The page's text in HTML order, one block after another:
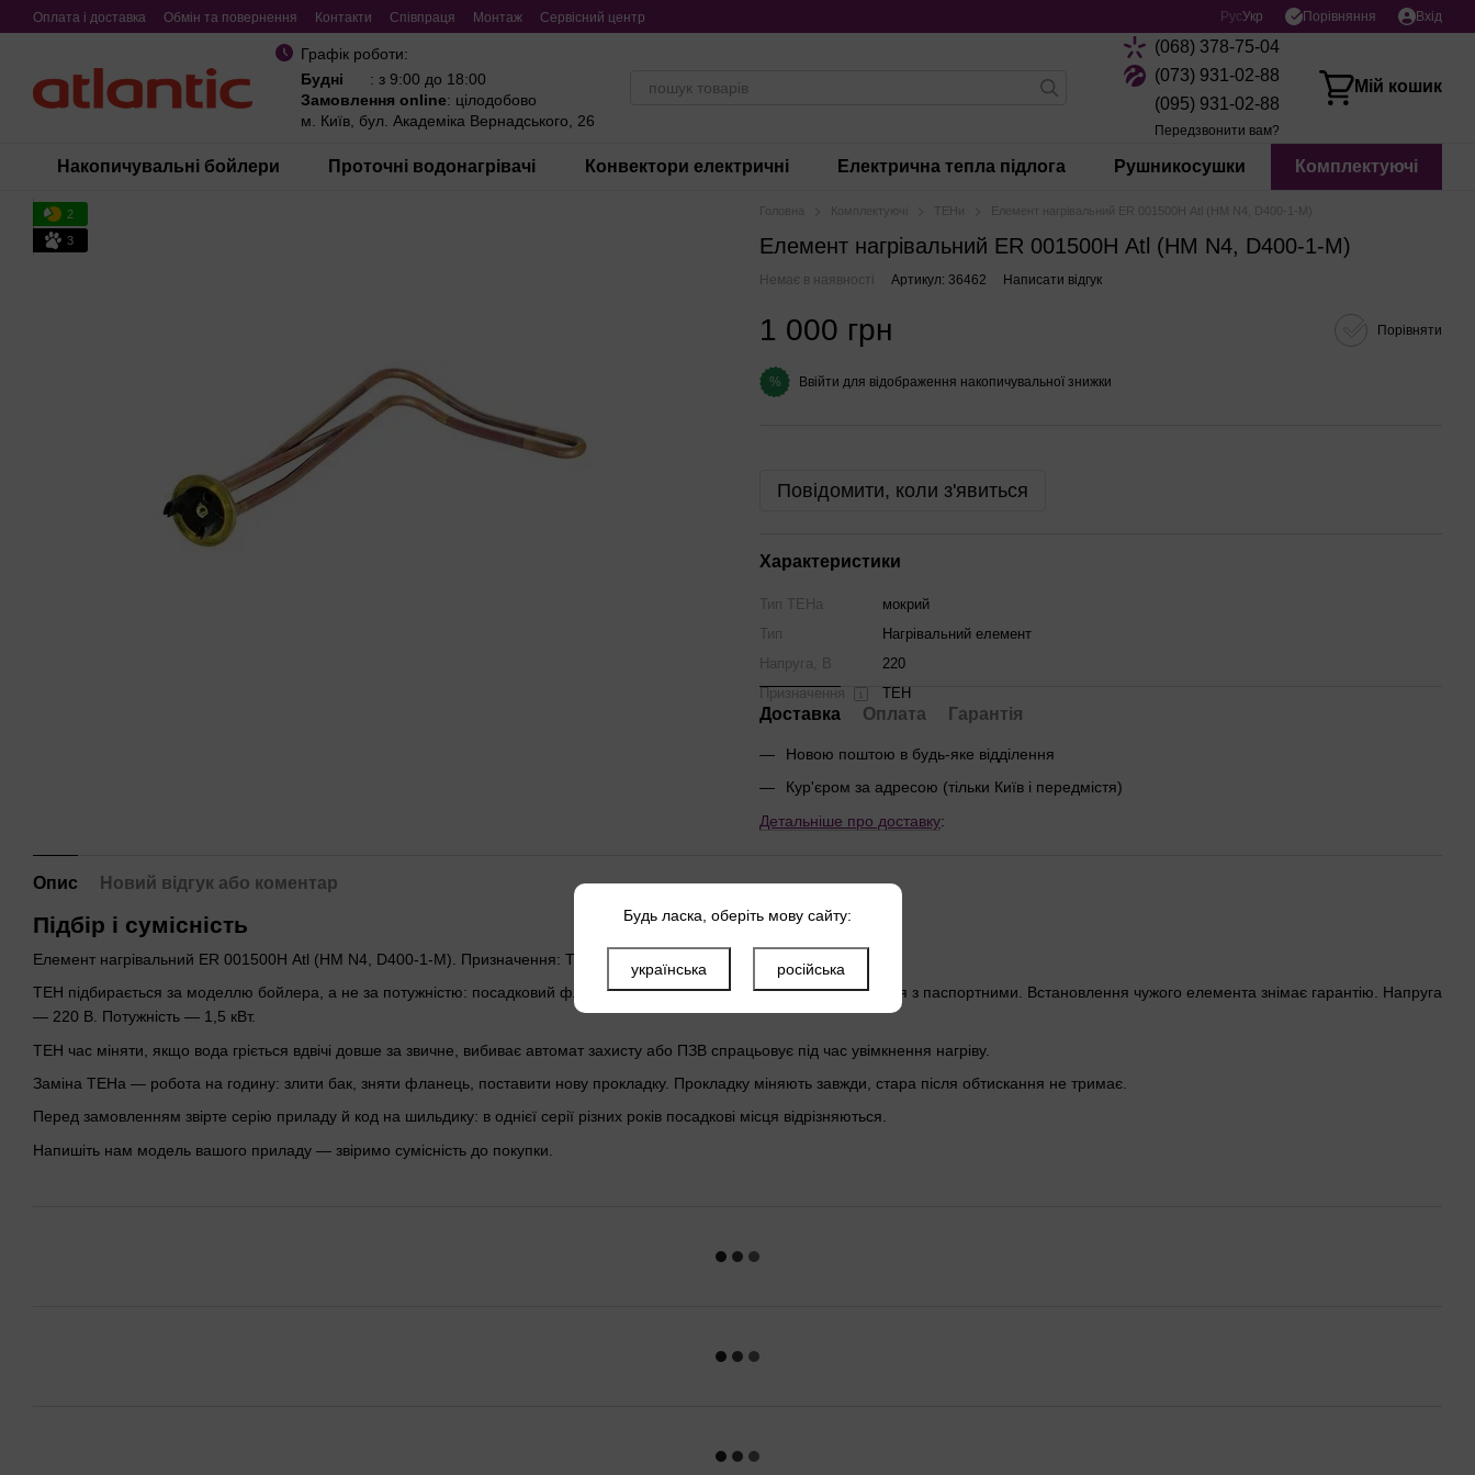
Перейти до основного контенту
Оплата і доставка Обмін та повернення Контакти Співпраця Монтаж Сервісний центр РусУкр Порівняння Вхід
Графік роботи:
Будні
: з 9:00 до 18:00
Замовлення online: цілодобово
м. Київ, бул. Академіка Вернадського, 26
(068) 378-75-04
(073) 931-02-88
(095) 931-02-88
Передзвонити вам?
Мій кошик
Накопичувальні бойлери Проточні водонагрівачі Конвектори електричні Електрична тепла підлога Рушникосушки Комплектуючі
2
3
Головна Комплектуючі ТЕНи Елемент нагрівальний ER 001500Н Atl (HM N4, D400-1-M)
Елемент нагрівальний ER 001500Н Atl (HM N4, D400-1-M)
Немає в наявності Артикул: 36462 Написати відгук
1 000 грн Порівняти
% Ввійти для відображення накопичувальної знижки
Повідомити, коли з'явиться
Характеристики
Тип ТЕНа
мокрий
Тип
Нагрівальний елемент
Напруга, В
220
Призначення
ТЕН
Доставка Оплата Гарантія
Новою поштою в будь-яке відділення
Кур'єром за адресою (тільки Київ і передмістя)
Детальніше про доставку:
Опис Новий відгук або коментар
Підбір і сумісність
Елемент нагрівальний ER 001500Н Atl (HM N4, D400-1-M). Призначення: ТЕН.
ТЕН підбирається за моделлю бойлера, а не за потужністю: посадковий фланець, довжина й потужність мають збігатися з паспортними. Встановлення чужого елемента знімає гарантію. Напруга
— 220 В. Потужність — 1,5 кВт.
ТЕН час міняти, якщо вода гріється вдвічі довше за звичне, вибиває автомат захисту або ПЗВ спрацьовує під час увімкнення нагріву.
Заміна ТЕНа — робота на годину: злити бак, зняти фланець, поставити нову прокладку. Прокладку міняють завжди, стара після обтискання не тримає.
Перед замовленням звірте серію приладу й код на шильдику: в однієї серії різних років посадкові місця відрізняються.
Напишіть нам модель вашого приладу — звіримо сумісність до покупки.
Будь ласка, оберіть мову сайту:
українська російська